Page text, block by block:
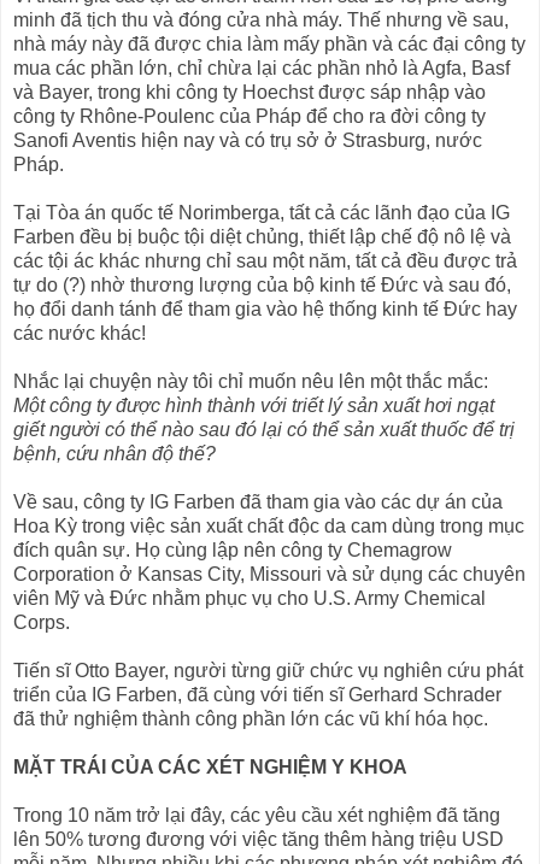
minh đã tịch thu và đóng cửa nhà máy. Thế nhưng về sau,
nhà máy này đã được chia làm mấy phần và các đại công ty
mua các phần lớn, chỉ chừa lại các phần nhỏ là Agfa, Basf
và Bayer, trong khi công ty Hoechst được sáp nhập vào
công ty Rhône-Poulenc của Pháp để cho ra đời công ty
Sanofi Aventis hiện nay và có trụ sở ở Strasburg, nước
Pháp.
Tại Tòa án quốc tế Norimberga, tất cả các lãnh đạo của IG
Farben đều bị buộc tội diệt chủng, thiết lập chế độ nô lệ và
các tội ác khác nhưng chỉ sau một năm, tất cả đều được trả
tự do (?) nhờ thương lượng của bộ kinh tế Đức và sau đó,
họ đổi danh tánh để tham gia vào hệ thống kinh tế Đức hay
các nước khác!
Nhắc lại chuyện này tôi chỉ muốn nêu lên một thắc mắc:
Một công ty được hình thành với triết lý sản xuất hơi ngạt
giết người có thể nào sau đó lại có thể sản xuất thuốc để trị
bệnh, cứu nhân độ thế?
Về sau, công ty IG Farben đã tham gia vào các dự án của
Hoa Kỳ trong việc sản xuất chất độc da cam dùng trong mục
đích quân sự. Họ cùng lập nên công ty Chemagrow
Corporation ở Kansas City, Missouri và sử dụng các chuyên
viên Mỹ và Đức nhằm phục vụ cho U.S. Army Chemical
Corps.
Tiến sĩ Otto Bayer, người từng giữ chức vụ nghiên cứu phát
triển của IG Farben, đã cùng với tiến sĩ Gerhard Schrader
đã thử nghiệm thành công phần lớn các vũ khí hóa học.
MẶT TRÁI CỦA CÁC XÉT NGHIỆM Y KHOA
Trong 10 năm trở lại đây, các yêu cầu xét nghiệm đã tăng
lên 50% tương đương với việc tăng thêm hàng triệu USD